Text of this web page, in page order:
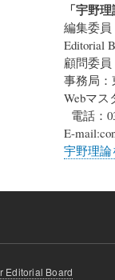
「宇野
編集委
Editorial
顧問委
事務局
Webマ
電話：
E-mail:
宇野理論
Editorial Board